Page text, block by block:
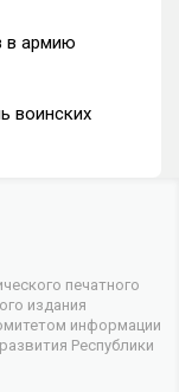
в армию
воинских
печатного
издания
информации
Республики